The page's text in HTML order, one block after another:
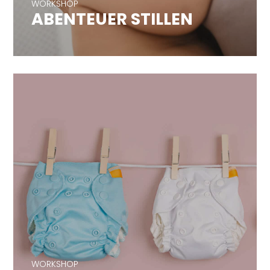
WORKSHOP
ABENTEUER STILLEN
WORKSHOP
WORKSHOP
STOFFWINDELN